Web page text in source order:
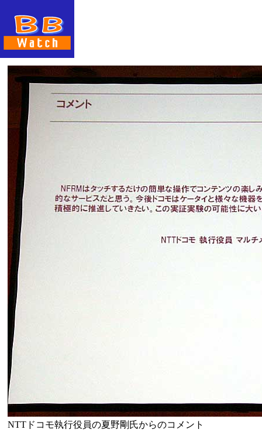
NTTドコモ執行役員の夏野剛氏からのコメント